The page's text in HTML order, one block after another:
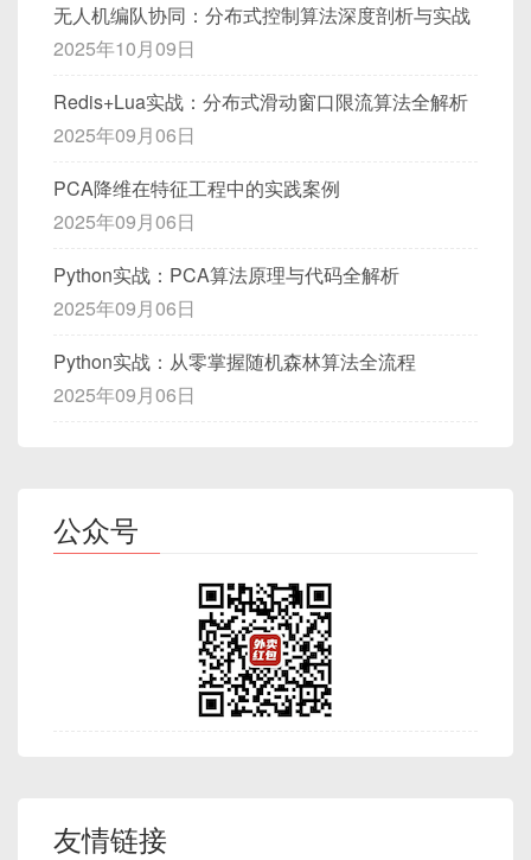
无人机编队协同：分布式控制算法深度剖析与实战
2025年10月09日
Redis+Lua实战：分布式滑动窗口限流算法全解析
2025年09月06日
PCA降维在特征工程中的实践案例
2025年09月06日
Python实战：PCA算法原理与代码全解析
2025年09月06日
Python实战：从零掌握随机森林算法全流程
2025年09月06日
公众号
友情链接